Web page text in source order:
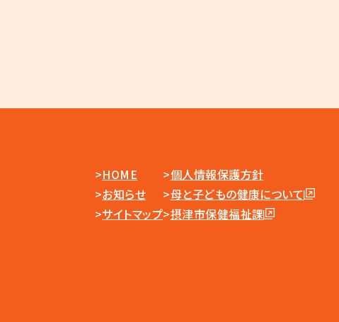
HOME
お知らせ
サイトマップ
個人情報保護方針
母と子どもの健康について
摂津市保健福祉課